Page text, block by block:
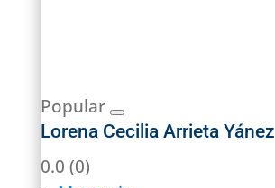
Popular
Lorena Cecilia Arrieta Yánez
0.0 (0)